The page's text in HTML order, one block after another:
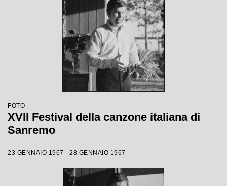
FOTO
XVII Festival della canzone italiana di
Sanremo
23 GENNAIO 1967 - 28 GENNAIO 1967